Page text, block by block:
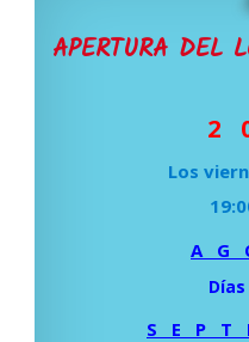
APERTURA DEL
2
Los
A G
Días
S E P T